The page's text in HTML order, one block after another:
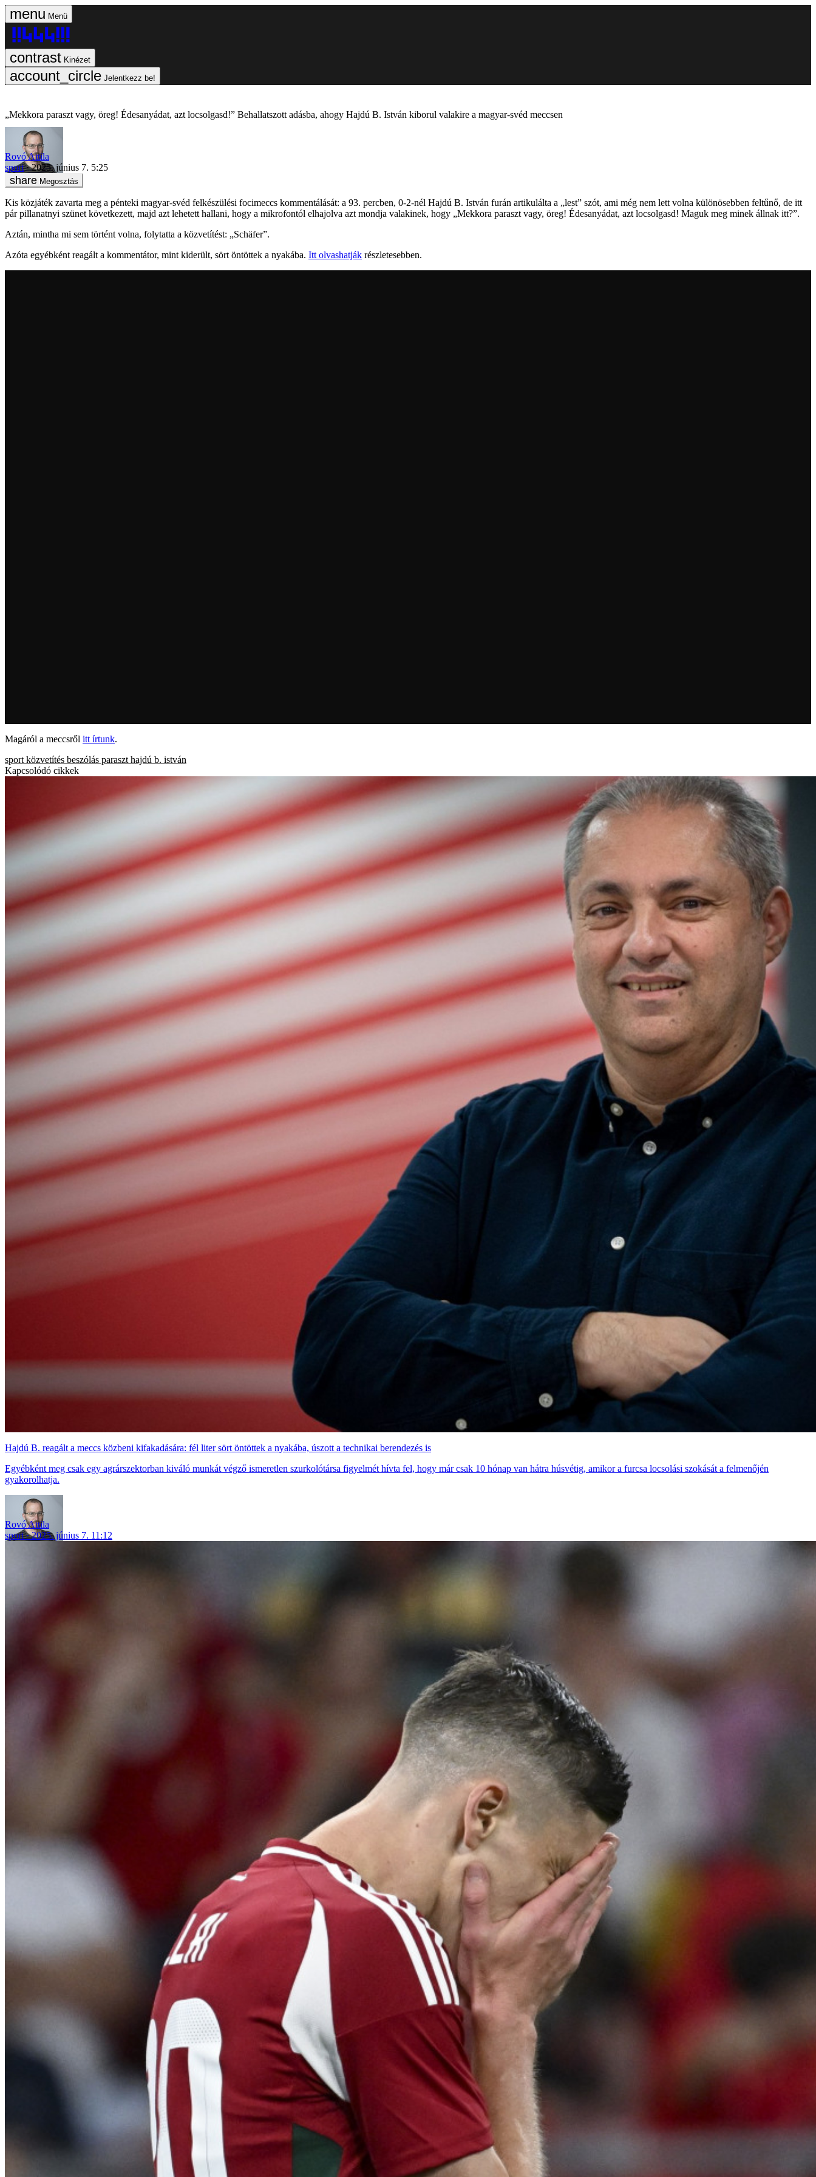
Menü
Kinézet
Jelentkezz be!
„Mekkora paraszt vagy, öreg! Édesanyádat, azt locsolgasd!” Behallatszott adásba, ahogy Hajdú B. István kiborul valakire a magyar-svéd meccsen
Rovó Attila
sport
2025. június 7. 5:25
Megosztás
Kis közjáték zavarta meg a pénteki magyar-svéd felkészülési focimeccs kommentálását: a 93. percben, 0-2-nél Hajdú B. István furán artikulálta a „lest” szót, ami még nem lett volna különösebben feltűnő, de itt
pár pillanatnyi szünet következett, majd azt lehetett hallani, hogy a mikrofontól elhajolva azt mondja valakinek, hogy „Mekkora paraszt vagy, öreg! Édesanyádat, azt locsolgasd! Maguk meg minek állnak itt?”.
Aztán, mintha mi sem történt volna, folytatta a közvetítést: „Schäfer”.
Azóta egyébként reagált a kommentátor, mint kiderült, sört öntöttek a nyakába. Itt olvashatják részletesebben.
Magáról a meccsről itt írtunk.
sport közvetítés beszólás paraszt hajdú b. istván
Kapcsolódó cikkek
Hajdú B. reagált a meccs közbeni kifakadására: fél liter sört öntöttek a nyakába, úszott a technikai berendezés is
Egyébként meg csak egy agrárszektorban kiváló munkát végző ismeretlen szurkolótársa figyelmét hívta fel, hogy már csak 10 hónap van hátra húsvétig, amikor a furcsa locsolási szokását a felmenőjén
gyakorolhatja.
Rovó Attila
sport
2025. június 7. 11:12